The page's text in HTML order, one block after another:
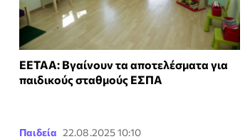
ΕΕΤΑΑ: Βγαίνουν τα αποτελέσματα για
παιδικούς σταθμούς ΕΣΠΑ
Παιδεία 22.08.2025 10:10